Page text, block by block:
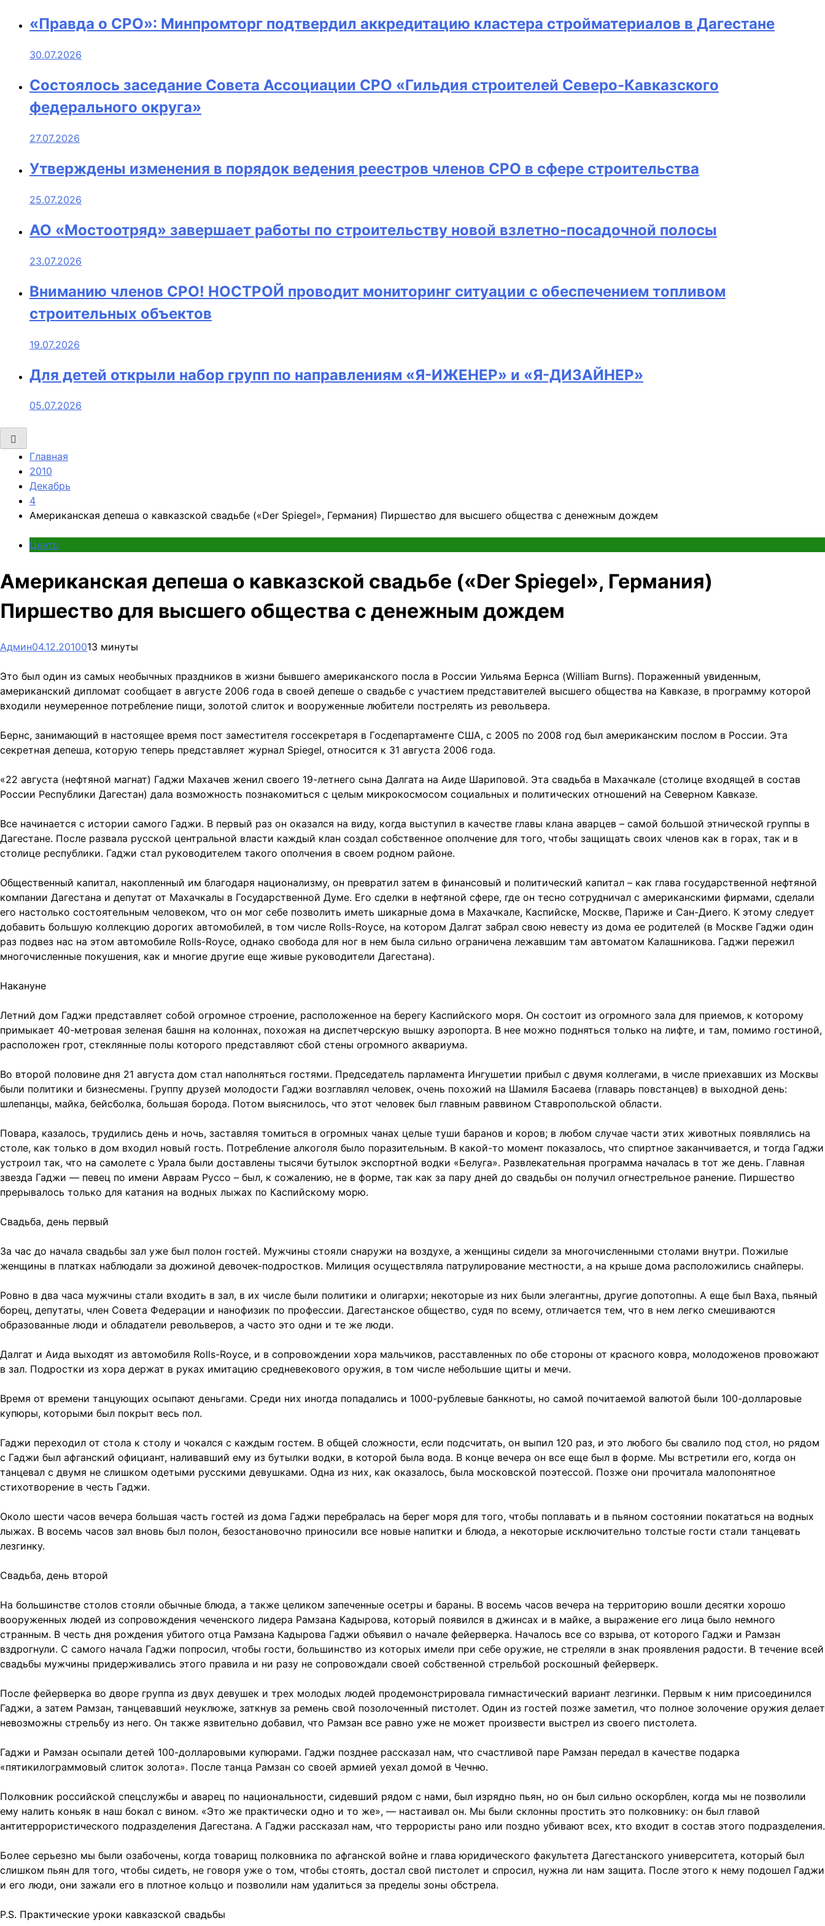
«Правда о СРО»: Минпромторг подтвердил аккредитацию кластера стройматериалов в Дагестане
30.07.2026
Состоялось заседание Совета Ассоциации СРО «Гильдия строителей Северо-Кавказского
федерального округа»
27.07.2026
Утверждены изменения в порядок ведения реестров членов СРО в сфере строительства
25.07.2026
АО «Мостоотряд» завершает работы по строительству новой взлетно-посадочной полосы
23.07.2026
Вниманию членов СРО! НОСТРОЙ проводит мониторинг ситуации с обеспечением топливом
строительных объектов
19.07.2026
Для детей открыли набор групп по направлениям «Я-ИЖЕНЕР» и «Я-ДИЗАЙНЕР»
05.07.2026
Главная
2010
Декабрь
4
Американская депеша о кавказской свадьбе («Der Spiegel», Германия) Пиршество для высшего общества с денежным дождем
Центр
Американская депеша о кавказской свадьбе («Der Spiegel», Германия)
Пиршество для высшего общества с денежным дождем
Админ04.12.2010013 минуты
Это был один из самых необычных праздников в жизни бывшего американского посла в России Уильяма Бернса (William Burns). Пораженный увиденным,
американский дипломат сообщает в августе 2006 года в своей депеше о свадьбе с участием представителей высшего общества на Кавказе, в программу которой
входили неумеренное потребление пищи, золотой слиток и вооруженные любители пострелять из револьвера.
Бернс, занимающий в настоящее время пост заместителя госсекретаря в Госдепартаменте США, с 2005 по 2008 год был американским послом в России. Эта
секретная депеша, которую теперь представляет журнал Spiegel, относится к 31 августа 2006 года.
«22 августа (нефтяной магнат) Гаджи Махачев женил своего 19-летнего сына Далгата на Аиде Шариповой. Эта свадьба в Махачкале (столице входящей в состав
России Республики Дагестан) дала возможность познакомиться с целым микрокосмосом социальных и политических отношений на Северном Кавказе.
Все начинается с истории самого Гаджи. В первый раз он оказался на виду, когда выступил в качестве главы клана аварцев – самой большой этнической группы в
Дагестане. После развала русской центральной власти каждый клан создал собственное ополчение для того, чтобы защищать своих членов как в горах, так и в
столице республики. Гаджи стал руководителем такого ополчения в своем родном районе.
Общественный капитал, накопленный им благодаря национализму, он превратил затем в финансовый и политический капитал – как глава государственной нефтяной
компании Дагестана и депутат от Махачкалы в Государственной Думе. Его сделки в нефтяной сфере, где он тесно сотрудничал с американскими фирмами, сделали
его настолько состоятельным человеком, что он мог себе позволить иметь шикарные дома в Махачкале, Каспийске, Москве, Париже и Сан-Диего. К этому следует
добавить большую коллекцию дорогих автомобилей, в том числе Rolls-Royce, на котором Далгат забрал свою невесту из дома ее родителей (в Москве Гаджи один
раз подвез нас на этом автомобиле Rolls-Royce, однако свобода для ног в нем была сильно ограничена лежавшим там автоматом Калашникова. Гаджи пережил
многочисленные покушения, как и многие другие еще живые руководители Дагестана).
Накануне
Летний дом Гаджи представляет собой огромное строение, расположенное на берегу Каспийского моря. Он состоит из огромного зала для приемов, к которому
примыкает 40-метровая зеленая башня на колоннах, похожая на диспетчерскую вышку аэропорта. В нее можно подняться только на лифте, и там, помимо гостиной,
расположен грот, стеклянные полы которого представляют сбой стены огромного аквариума.
Во второй половине дня 21 августа дом стал наполняться гостями. Председатель парламента Ингушетии прибыл с двумя коллегами, в числе приехавших из Москвы
были политики и бизнесмены. Группу друзей молодости Гаджи возглавлял человек, очень похожий на Шамиля Басаева (главарь повстанцев) в выходной день:
шлепанцы, майка, бейсболка, большая борода. Потом выяснилось, что этот человек был главным раввином Ставропольской области.
Повара, казалось, трудились день и ночь, заставляя томиться в огромных чанах целые туши баранов и коров; в любом случае части этих животных появлялись на
столе, как только в дом входил новый гость. Потребление алкоголя было поразительным. В какой-то момент показалось, что спиртное заканчивается, и тогда Гаджи
устроил так, что на самолете с Урала были доставлены тысячи бутылок экспортной водки «Белуга». Развлекательная программа началась в тот же день. Главная
звезда Гаджи — певец по имени Авраам Руссо – был, к сожалению, не в форме, так как за пару дней до свадьбы он получил огнестрельное ранение. Пиршество
прерывалось только для катания на водных лыжах по Каспийскому морю.
Свадьба, день первый
За час до начала свадьбы зал уже был полон гостей. Мужчины стояли снаружи на воздухе, а женщины сидели за многочисленными столами внутри. Пожилые
женщины в платках наблюдали за дюжиной девочек-подростков. Милиция осуществляла патрулирование местности, а на крыше дома расположились снайперы.
Ровно в два часа мужчины стали входить в зал, в их числе были политики и олигархи; некоторые из них были элегантны, другие допотопны. А еще был Ваха, пьяный
борец, депутаты, член Совета Федерации и нанофизик по профессии. Дагестанское общество, судя по всему, отличается тем, что в нем легко смешиваются
образованные люди и обладатели револьверов, а часто это одни и те же люди.
Далгат и Аида выходят из автомобиля Rolls-Royce, и в сопровождении хора мальчиков, расставленных по обе стороны от красного ковра, молодоженов провожают
в зал. Подростки из хора держат в руках имитацию средневекового оружия, в том числе небольшие щиты и мечи.
Время от времени танцующих осыпают деньгами. Среди них иногда попадались и 1000-рублевые банкноты, но самой почитаемой валютой были 100-долларовые
купюры, которыми был покрыт весь пол.
Гаджи переходил от стола к столу и чокался с каждым гостем. В общей сложности, если подсчитать, он выпил 120 раз, и это любого бы свалило под стол, но рядом
с Гаджи был афганский официант, наливавший ему из бутылки водки, в которой была вода. В конце вечера он все еще был в форме. Мы встретили его, когда он
танцевал с двумя не слишком одетыми русскими девушками. Одна из них, как оказалось, была московской поэтессой. Позже они прочитала малопонятное
стихотворение в честь Гаджи.
Около шести часов вечера большая часть гостей из дома Гаджи перебралась на берег моря для того, чтобы поплавать и в пьяном состоянии покататься на водных
лыжах. В восемь часов зал вновь был полон, безостановочно приносили все новые напитки и блюда, а некоторые исключительно толстые гости стали танцевать
лезгинку.
Свадьба, день второй
На большинстве столов стояли обычные блюда, а также целиком запеченные осетры и бараны. В восемь часов вечера на территорию вошли десятки хорошо
вооруженных людей из сопровождения чеченского лидера Рамзана Кадырова, который появился в джинсах и в майке, а выражение его лица было немного
странным. В честь дня рождения убитого отца Рамзана Кадырова Гаджи объявил о начале фейерверка. Началось все со взрыва, от которого Гаджи и Рамзан
вздрогнули. С самого начала Гаджи попросил, чтобы гости, большинство из которых имели при себе оружие, не стреляли в знак проявления радости. В течение всей
свадьбы мужчины придерживались этого правила и ни разу не сопровождали своей собственной стрельбой роскошный фейерверк.
После фейерверка во дворе группа из двух девушек и трех молодых людей продемонстрировала гимнастический вариант лезгинки. Первым к ним присоединился
Гаджи, а затем Рамзан, танцевавший неуклюже, заткнув за ремень свой позолоченный пистолет. Один из гостей позже заметил, что полное золочение оружия делает
невозможны стрельбу из него. Он также язвительно добавил, что Рамзан все равно уже не может произвести выстрел из своего пистолета.
Гаджи и Рамзан осыпали детей 100-долларовыми купюрами. Гаджи позднее рассказал нам, что счастливой паре Рамзан передал в качестве подарка
«пятикилограммовый слиток золота». После танца Рамзан со своей армией уехал домой в Чечню.
Полковник российской спецслужбы и аварец по национальности, сидевший рядом с нами, был изрядно пьян, но он был сильно оскорблен, когда мы не позволили
ему налить коньяк в наш бокал с вином. «Это же практически одно и то же», — настаивал он. Мы были склонны простить это полковнику: он был главой
антитеррористического подразделения Дагестана. А Гаджи рассказал нам, что террористы рано или поздно убивают всех, кто входит в состав этого подразделения.
Более серьезно мы были озабочены, когда товарищ полковника по афганской войне и глава юридического факультета Дагестанского университета, который был
слишком пьян для того, чтобы сидеть, не говоря уже о том, чтобы стоять, достал свой пистолет и спросил, нужна ли нам защита. После этого к нему подошел Гаджи
и его люди, они зажали его в плотное кольцо и позволили нам удалиться за пределы зоны обстрела.
P.S. Практические уроки кавказской свадьбы